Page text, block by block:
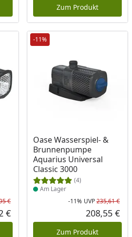
Zum Produkt
Rabatt in Prozent
Ursprünglicher Preis
€
Aktueller Preis
€
-11%
Oase Wasserspiel- &
Brunnenpumpe
Aquarius Universal
Classic 3000
(4)
Produkt am Lager
Am Lager
-11% UVP235,61 €
208,55 €
Zum Produkt